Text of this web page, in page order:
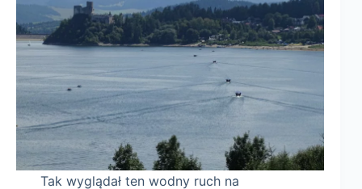
Tak wyglądał ten wodny ruch na